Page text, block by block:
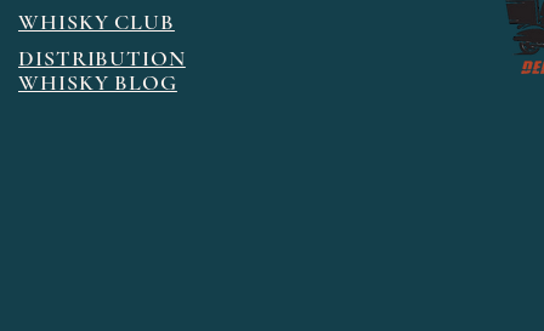
WHISKY CLUB
DISTRIBUTION
WHISKY BLOG